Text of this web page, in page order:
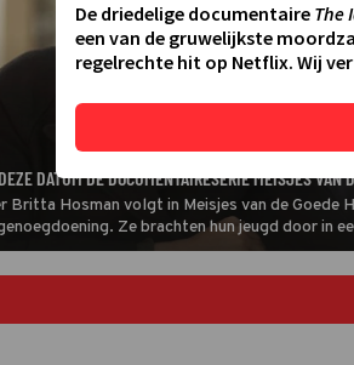
DATUM DE DOCUMENTAIRESERIE MEISJES VAN
Britta Hosman volgt in Meisjes van de Goede
Ze brachten hun jeugd door in
Herder. Het leven was er zwaar en liefdeloos.
De driedelige documentaire The
een van de gruwelijkste
regelrechte hit op Netflix. Wij